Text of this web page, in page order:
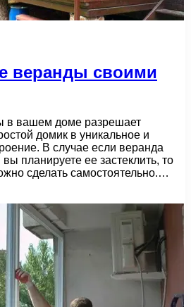
веранды своими
в вашем доме разрешает
домик в уникальное и
В случае если веранда
планируете ее застеклить, то
сделать самостоятельно.…